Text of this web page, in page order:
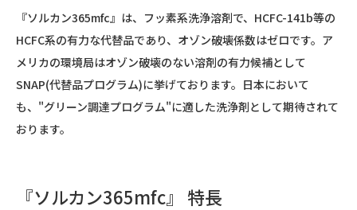
『ソルカン365mfc』は、フッ素系洗浄溶剤で、HCFC-141b等の
HCFC系の有力な代替品であり、オゾン破壊係数はゼロです。ア
メリカの環境局はオゾン破壊のない溶剤の有力候補として
SNAP(代替品プログラム)に挙げております。日本において
も、"グリーン調達プログラム"に適した洗浄剤として期待されて
おります。
『ソルカン365mfc』 特長